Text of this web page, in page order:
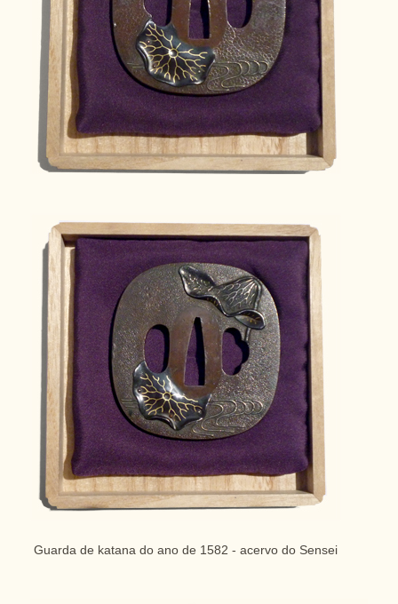
Guarda de katana do ano de 1582 - acervo do Sensei